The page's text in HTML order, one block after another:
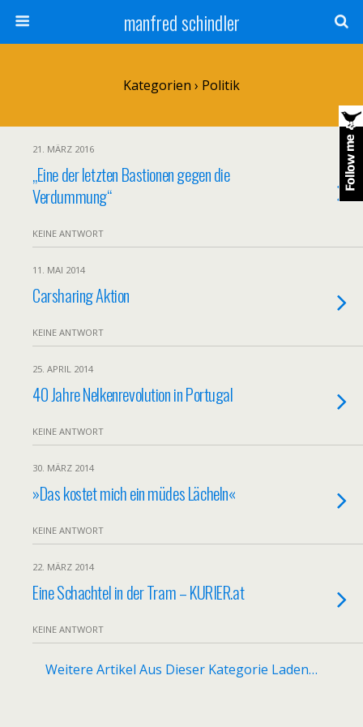
manfred schindler
Kategorien › Politik
21. MÄRZ 2016
„Eine der letzten Bastionen gegen die
Verdummung“
KEINE ANTWORT
11. MAI 2014
Carsharing Aktion
KEINE ANTWORT
25. APRIL 2014
40 Jahre Nelkenrevolution in Portugal
KEINE ANTWORT
30. MÄRZ 2014
»Das kostet mich ein müdes Lächeln«
KEINE ANTWORT
22. MÄRZ 2014
Eine Schachtel in der Tram – KURIER.at
KEINE ANTWORT
Weitere Artikel Aus Dieser Kategorie Laden…